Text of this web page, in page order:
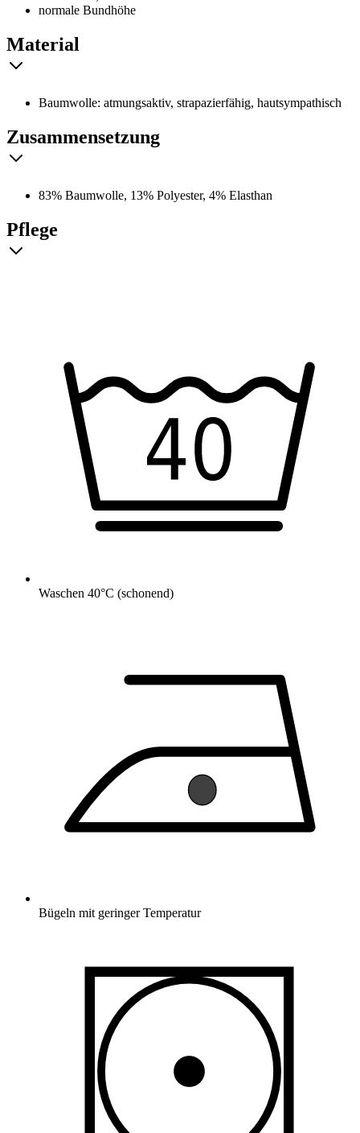
normale Bundhöhe
Material
Baumwolle: atmungsaktiv, strapazierfähig, hautsympathisch
Zusammensetzung
83% Baumwolle, 13% Polyester, 4% Elasthan
Pflege
Waschen 40°C (schonend)
Bügeln mit geringer Temperatur